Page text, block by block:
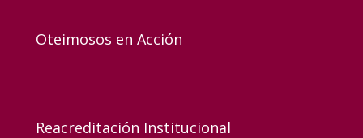
Oteimosos en Acción
Reacreditación Institucional